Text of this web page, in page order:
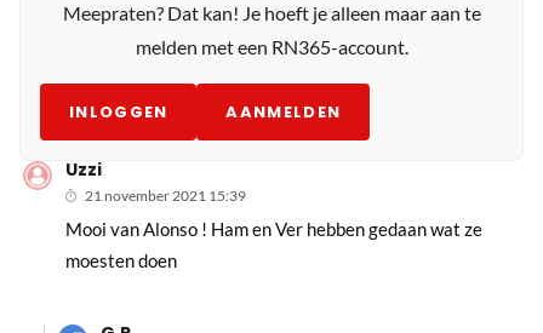
Meepraten? Dat kan! Je hoeft je alleen maar aan te
melden met een RN365-account.
INLOGGEN AANMELDEN
Uzzi
21 november 2021 15:39
Mooi van Alonso ! Ham en Ver hebben gedaan wat ze
moesten doen